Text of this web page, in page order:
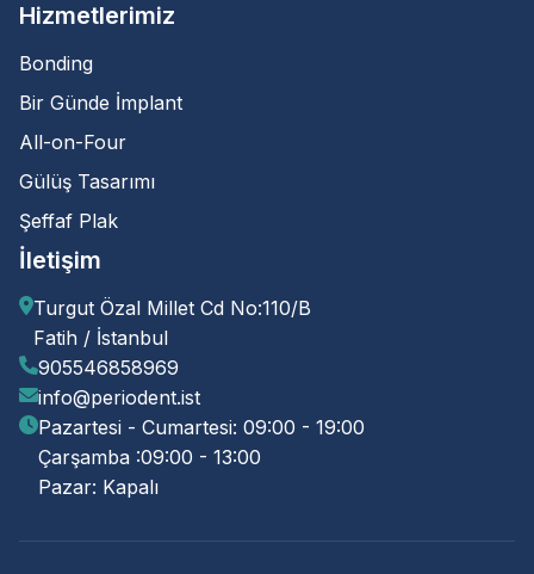
Hizmetlerimiz
Bonding
Bir Günde İmplant
All-on-Four
Gülüş Tasarımı
Şeffaf Plak
İletişim
Turgut Özal Millet Cd No:110/B
Fatih / İstanbul
905546858969
info@periodent.ist
Pazartesi - Cumartesi: 09:00 - 19:00
Çarşamba :09:00 - 13:00
Pazar: Kapalı